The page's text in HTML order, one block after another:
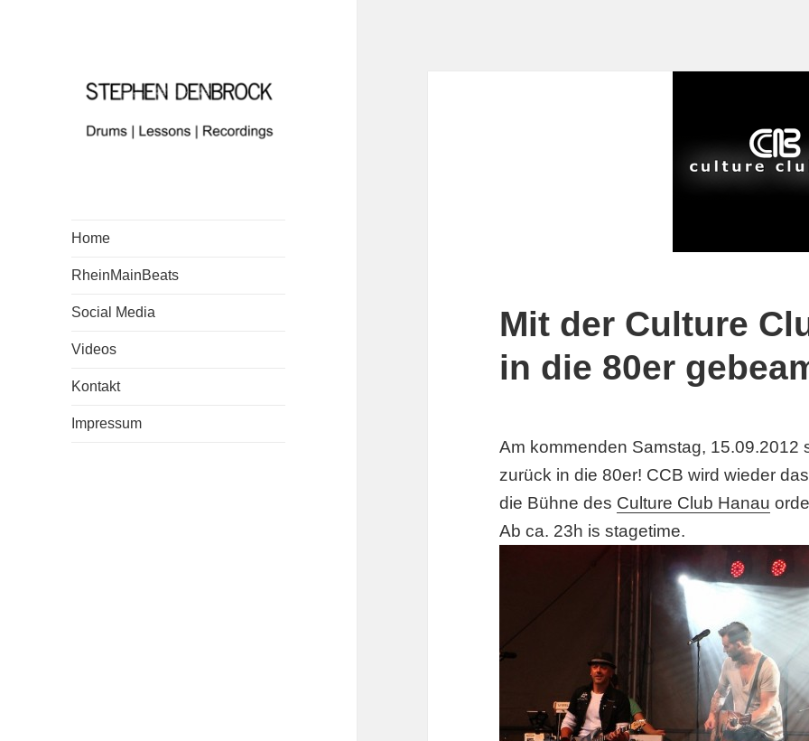
Home
RheinMainBeats
Social Media
Videos
Kontakt
Impressum
Mit der Culture
in die 80er
Am kommenden Samstag, 15.09.2012
zurück in die 80er! CCB wird wieder
die Bühne des Culture Club Hanau
Ab ca. 23h is stagetime.